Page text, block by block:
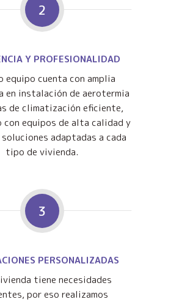
2
Y PROFESIONALIDAD
equipo cuenta con amplia
en instalación de aerotermia
de climatización eficiente,
con equipos de alta calidad y
adaptadas a cada
tipo de vivienda.
3
PERSONALIZADAS
tiene necesidades
por eso realizamos